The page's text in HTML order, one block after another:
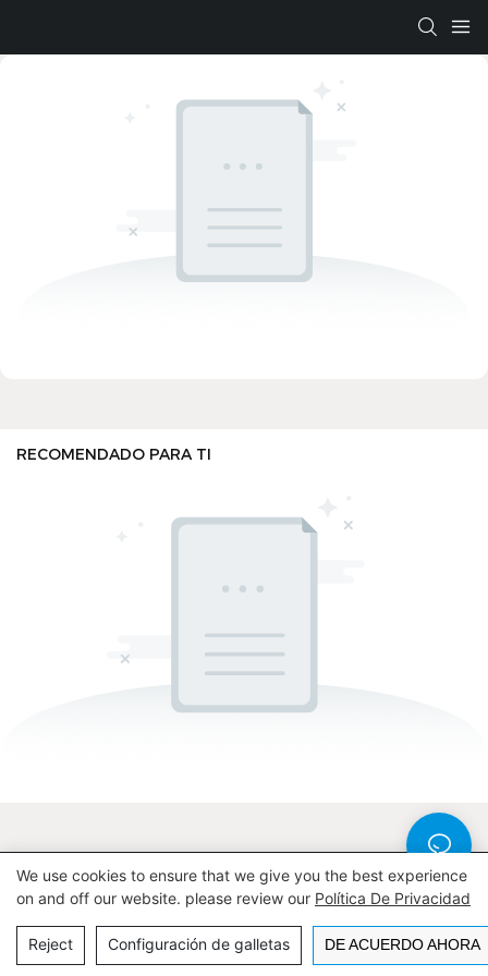
RECOMENDADO PARA TI
Copyright © 2026 Wenzhou Guangsai Technology Co., Ltd |
Mapa del sitiopolítica de privacidad
We use cookies to ensure that we give you the best experience
on and off our website. please review our Política De Privacidad
Reject Configuración de galletas DE ACUERDO AHORA